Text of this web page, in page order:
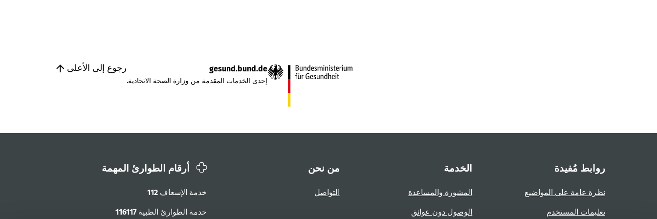
رجوع إلى الأعلى gesund.bund.de
إحدى الخدمات المقدمة من وزارة الصحة الاتحادية.
روابط مُفيدة
نظرة عامة على المواضيع
تعليمات المستخدم
الخدمة
المشورة والمساعدة
الوصول دون عوائق
من نحن
التواصل
أرقام الطوارئ المهمة
خدمة الإسعاف 112
خدمة الطوارئ الطبية116117